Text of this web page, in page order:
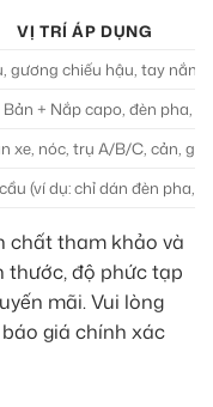
VỊ TRÍ ÁP DỤNG
gương chiếu hậu, tay nắm
+ Nắp capo, đèn pha,
xe, nóc, trụ A/B/C, cản,
(ví dụ: chỉ dán đèn pha,
chất tham khảo và
thước, độ phức tạp
mãi. Vui lòng
giá chính xác